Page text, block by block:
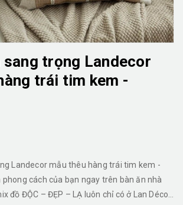
HỆ
trọng Landecor
trái tim kem -
Landecor mẫu thêu hàng trái tim kem -
phong cách của bạn ngay trên bàn ăn nhà
đồ ĐỘC – ĐẸP – LẠ luôn chỉ có ở Lan Décor.